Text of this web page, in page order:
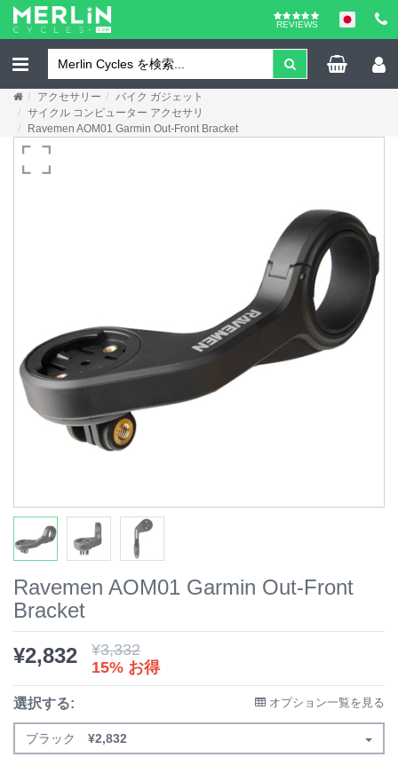
REVIEWS
アクセサリー
バイク ガジェット
サイクル コンピューター アクセサリ
Ravemen AOM01 Garmin Out-Front Bracket
Ravemen AOM01 Garmin Out-Front
Bracket
¥2,832 ¥3,332
15% お得
選択する: オプション一覧を見る
ブラック ¥2,832